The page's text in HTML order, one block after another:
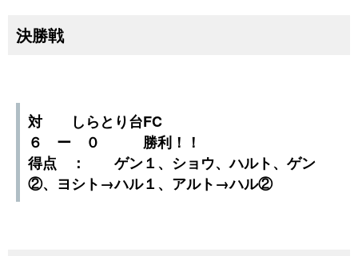
決勝戦
対 しらとり台FC
６ ー ０ 勝利！！
得点 ： ゲン１、ショウ、ハルト、ゲン
②、ヨシト→ハル１、アルト→ハル②